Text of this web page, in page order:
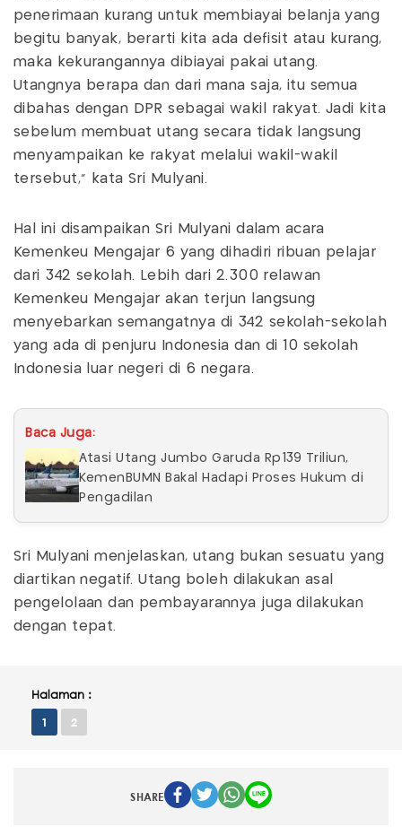
penerimaan kurang untuk membiayai belanja yang
begitu banyak, berarti kita ada defisit atau kurang,
maka kekurangannya dibiayai pakai utang.
Utangnya berapa dan dari mana saja, itu semua
dibahas dengan DPR sebagai wakil rakyat. Jadi kita
sebelum membuat utang secara tidak langsung
menyampaikan ke rakyat melalui wakil-wakil
tersebut," kata Sri Mulyani.
Hal ini disampaikan Sri Mulyani dalam acara
Kemenkeu Mengajar 6 yang dihadiri ribuan pelajar
dari 342 sekolah. Lebih dari 2.300 relawan
Kemenkeu Mengajar akan terjun langsung
menyebarkan semangatnya di 342 sekolah-sekolah
yang ada di penjuru Indonesia dan di 10 sekolah
Indonesia luar negeri di 6 negara.
Baca Juga:
Atasi Utang Jumbo Garuda Rp139 Triliun,
KemenBUMN Bakal Hadapi Proses Hukum di
Pengadilan
Sri Mulyani menjelaskan, utang bukan sesuatu yang
diartikan negatif. Utang boleh dilakukan asal
pengelolaan dan pembayarannya juga dilakukan
dengan tepat.
Halaman :
1 2
SHARE